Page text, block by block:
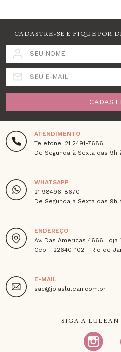
CADASTRE-SE E FIQUE POR
SEU NOME
SEU E-MAIL
ATENDIMENTO
Telefone: 21 2491-7686
De Segunda à Sexta das 9h
WHATSAPP
21 98496-8670
De Segunda à Sexta das 9h
ENDEREÇO
Av. Das Americas 4666 Loja
Cep - 22640-102 - Rio de
E-MAIL
sac@joiaslulean.com.br
SIGA A LULEAN